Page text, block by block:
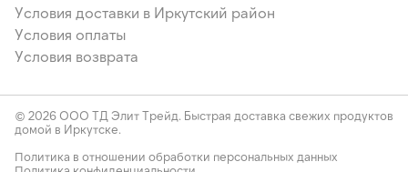
Условия доставки в Иркутский район
Условия оплаты
Условия возврата
© 2026 ООО ТД Элит Трейд. Быстрая доставка свежих продуктов
домой в Иркутске.
Политика в отношении обработки персональных данных